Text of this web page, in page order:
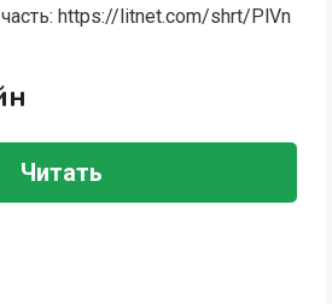
https://litnet.com/shrt/PlVn
Читать